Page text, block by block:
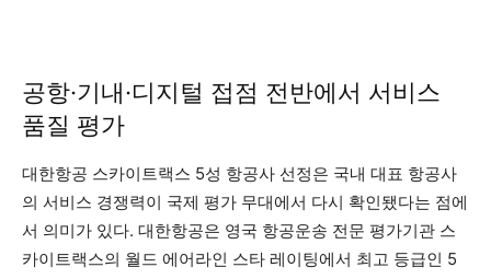
공항·기내·디지털 접점 전반에서 서비스
품질 평가
대한항공 스카이트랙스 5성 항공사 선정은 국내 대표 항공사
의 서비스 경쟁력이 국제 평가 무대에서 다시 확인됐다는 점에
서 의미가 있다. 대한항공은 영국 항공운송 전문 평가기관 스
카이트랙스의 월드 에어라인 스타 레이팅에서 최고 등급인 5